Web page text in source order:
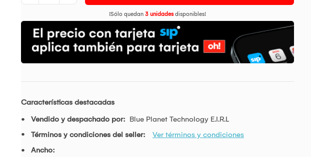
¡Sólo quedan 3 unidadesdisponibles!
Características destacadas
Vendido y despachado por: Blue Planet Technology E.I.R.L
Términos y condiciones del seller:
Ver términos y condiciones
Ancho: